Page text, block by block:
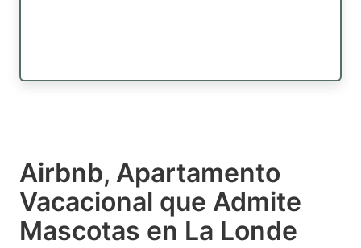
Airbnb, Apartamento
Vacacional que Admite
Mascotas en La Londe